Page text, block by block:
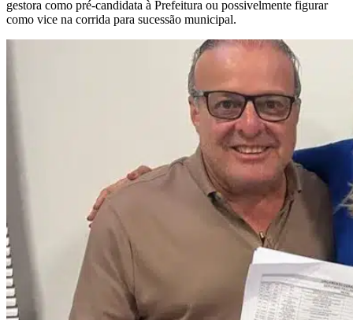
gestora como pré-candidata à Prefeitura ou possivelmente figurar
como vice na corrida para sucessão municipal.